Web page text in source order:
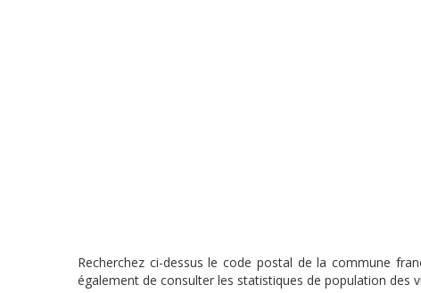
Recherchez ci-dessus le code postal de la commune
également de consulter les statistiques de population des